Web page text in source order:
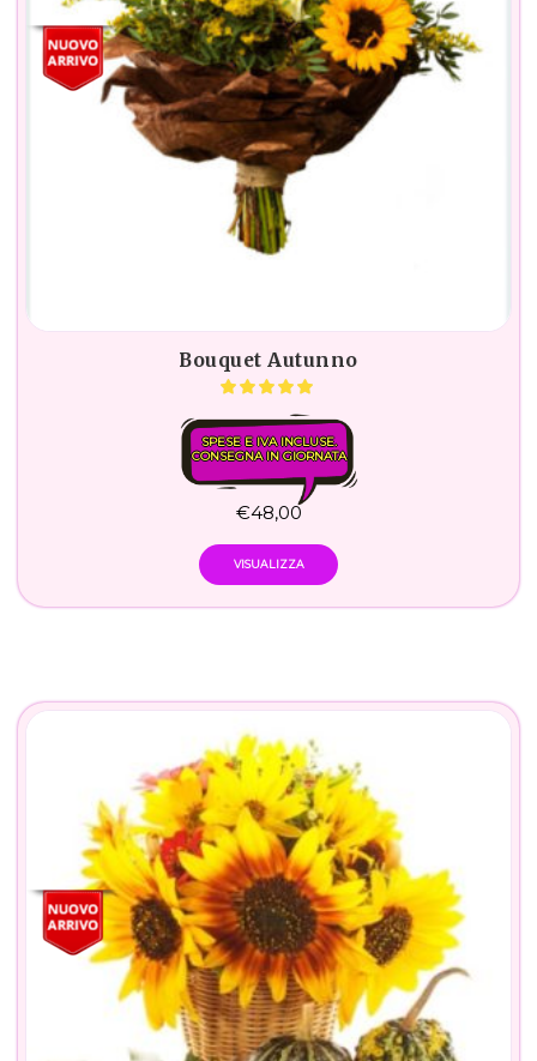
Bouquet Autunno
SPESE E IVA INCLUSE.
CONSEGNA IN GIORNATA
€48,00
VISUALIZZA